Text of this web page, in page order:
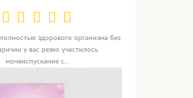
здорового организма без
у вас резко участилось
мочеиспускание с...